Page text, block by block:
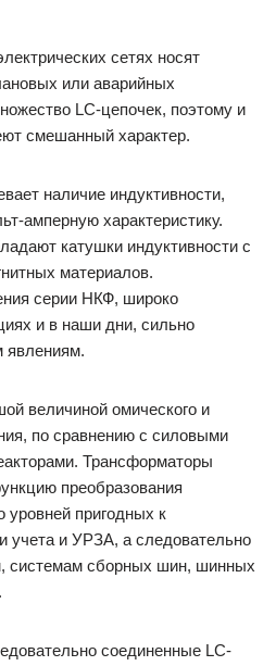
сетях носят
или аварийных
LC-цепочек, поэтому и
смешанный характер.
наличие индуктивности,
амперную характеристику.
катушки индуктивности с
материалов.
серии НКФ, широко
и в наши дни, сильно
явлениям.
величиной омического и
по сравнению с силовыми
Трансформаторы
преобразования
уровней пригодных к
учета и УРЗА, а следовательно
системам сборных шин, шинных
соединенные LC-